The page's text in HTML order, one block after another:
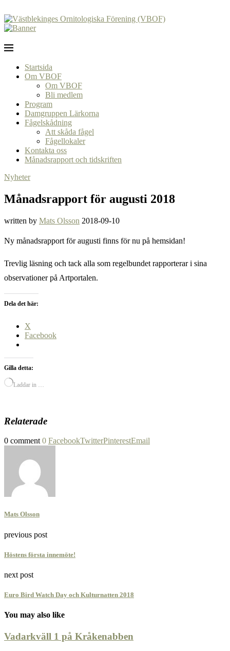
Startsida
Om VBOF
Om VBOF
Bli medlem
Program
Damgruppen Lärkorna
Fågelskådning
Att skåda fågel
Fågellokaler
Kontakta oss
Månadsrapport och tidskriften
Nyheter
Månadsrapport för augusti 2018
written by Mats Olsson 2018-09-10
Ny månadsrapport för augusti finns för nu på hemsidan!
Trevlig läsning och tack alla som regelbundet rapporterar i sina
observationer på Artportalen.
Dela det här:
X
Facebook
Gilla detta:
Laddar in …
Relaterade
0 comment 0 FacebookTwitterPinterestEmail
Mats Olsson
previous post
Höstens första innemöte!
next post
Euro Bird Watch Day och Kulturnatten 2018
You may also like
Vadarkväll 1 på Kråkenabben